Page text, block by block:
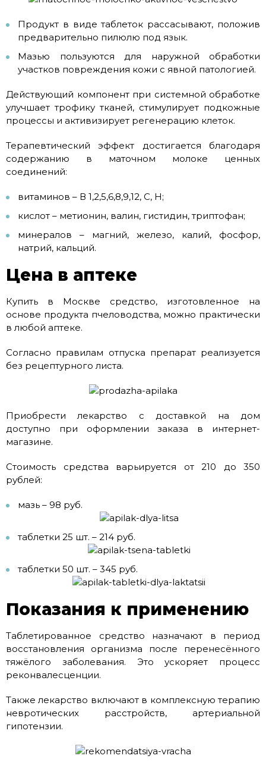
Продукт в виде таблеток рассасывают, положив
предварительно пилюлю под язык.
Мазью пользуются для наружной обработки
участков повреждения кожи с явной патологией.
Действующий компонент при системной обработке
улучшает трофику тканей, стимулирует подкожные
процессы и активизирует регенерацию клеток.
Терапевтический эффект достигается благодаря
содержанию в маточном молоке ценных
соединений:
витаминов – В 1,2,5,6,8,9,12, С, Н;
кислот – метионин, валин, гистидин, триптофан;
минералов – магний, железо, калий, фосфор,
натрий, кальций.
Цена в аптеке
Купить в Москве средство, изготовленное на
основе продукта пчеловодства, можно практически
в любой аптеке.
Согласно правилам отпуска препарат реализуется
без рецептурного листа.
Приобрести лекарство с доставкой на дом
доступно при оформлении заказа в интернет-
магазине.
Стоимость средства варьируется от 210 до 350
рублей:
мазь – 98 руб.
таблетки 25 шт. – 214 руб.
таблетки 50 шт. – 345 руб.
Показания к применению
Таблетированное средство назначают в период
восстановления организма после перенесённого
тяжёлого заболевания. Это ускоряет процесс
реконвалесценции.
Также лекарство включают в комплексную терапию
невротических расстройств, артериальной
гипотензии.